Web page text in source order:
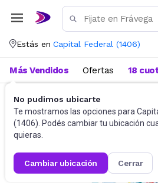
Estás en Capital Federal (1406)
No pudimos ubicarte
Te mostramos las opciones para
(1406). Podés cambiar tu ubicación
quieras.
cambiar ubicación cerrar
Más Vendidos Ofertas 18
Funcional, pilates y yoga